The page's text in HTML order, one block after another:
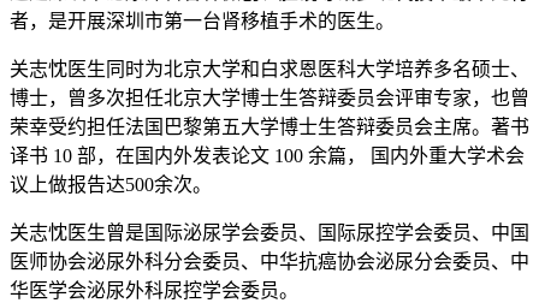
者，是开展深圳市第一台肾移植手术的医生。
关志忱医生同时为北京大学和白求恩医科大学培养多名硕士、
博士，曾多次担任北京大学博士生答辩委员会评审专家，也曾
荣幸受约担任法国巴黎第五大学博士生答辩委员会主席。著书
译书 10 部，在国内外发表论文 100 余篇， 国内外重大学术会
议上做报告达500余次。
关志忱医生曾是国际泌尿学会委员、国际尿控学会委员、中国
医师协会泌尿外科分会委员、中华抗癌协会泌尿分会委员、中
华医学会泌尿外科尿控学会委员。